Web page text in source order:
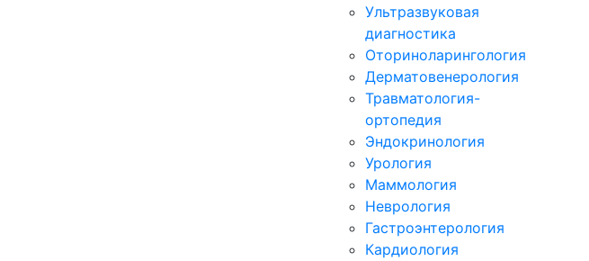
Ультразвуковая
диагностика
Оториноларингология
Дерматовенерология
Травматология-
ортопедия
Эндокринология
Урология
Маммология
Неврология
Гастроэнтерология
Кардиология